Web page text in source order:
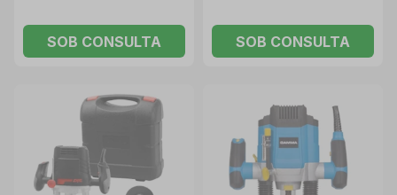
SOB CONSULTA SOB CONSULTA